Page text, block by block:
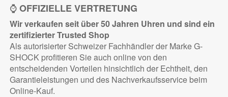
⌚OFFIZIELLE VERTRETUNG
Wir verkaufen seit über 50 Jahren Uhren und sind ein
zertifizierterTrusted Shop
Als autorisierter Schweizer Fachhändler der Marke G-
SHOCK profitieren Sie auch online von den
entscheidenden Vorteilen hinsichtlich der Echtheit, den
Garantieleistungen und des Nachverkaufsservice beim
Online-Kauf.